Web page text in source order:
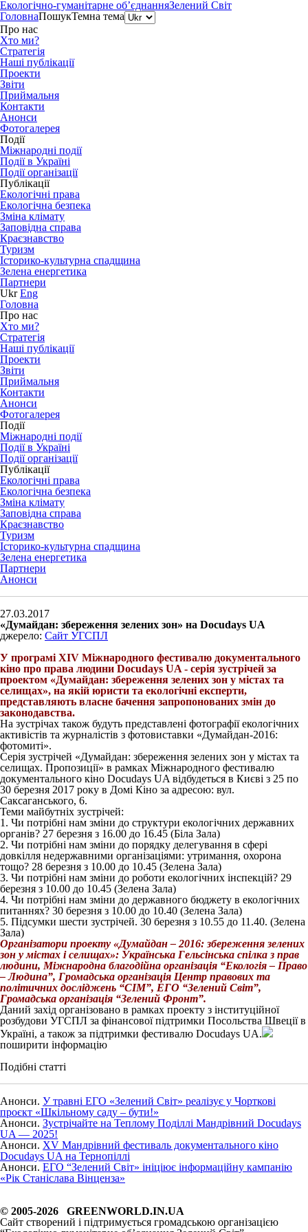
Екологічно-гуманітарне об’єднанняЗелений Світ
ГоловнаПошукТемна тема
Про нас
Хто ми?
Стратегія
Наші публікації
Проекти
Звіти
Приймальня
Контакти
Анонси
Фотогалерея
Події
Міжнародні події
Події в Україні
Події організації
Публікації
Екологічні права
Екологічна безпека
Зміна клімату
Заповідна справа
Краєзнавство
Туризм
Історико-культурна спадщина
Зелена енергетика
Партнери
Ukr Eng
Головна
Про нас
Хто ми?
Стратегія
Наші публікації
Проекти
Звіти
Приймальня
Контакти
Анонси
Фотогалерея
Події
Міжнародні події
Події в Україні
Події організації
Публікації
Екологічні права
Екологічна безпека
Зміна клімату
Заповідна справа
Краєзнавство
Туризм
Історико-культурна спадщина
Зелена енергетика
Партнери
Анонси
27.03.2017
«Думайдан: збереження зелених зон» на Docudays UA
джерело: Сайт УГСПЛ
У програмі ХІV Міжнародного фестивалю документального
кіно про права людини Docudays UA - серія зустрічей за
проектом «Думайдан: збереження зелених зон у містах та
селищах», на якій юристи та екологічні експерти,
представляють власне бачення запропонованих змін до
законодавства.
На зустрічах також будуть представлені фотографії екологічних
активістів та журналістів з фотовиставки «Думайдан-2016:
фотомиті».
Серія зустрічей «Думайдан: збереження зелених зон у містах та
селищах. Пропозиції» в рамках Міжнародного фестивалю
документального кіно Docudays UA відбудеться в Києві з 25 по
30 березня 2017 року в Домі Кіно за адресою: вул.
Саксаганського, 6.
Теми майбутніх зустрічей:
1. Чи потрібні нам зміни до структури екологічних державних
органів? 27 березня з 16.00 до 16.45 (Біла Зала)
2. Чи потрібні нам зміни до порядку делегування в сфері
довкілля недержавними організаціями: утримання, охорона
тощо? 28 березня з 10.00 до 10.45 (Зелена Зала)
3. Чи потрібні нам зміни до роботи екологічних інспекцій? 29
березня з 10.00 до 10.45 (Зелена Зала)
4. Чи потрібні нам зміни до державного бюджету в екологічних
питаннях? 30 березня з 10.00 до 10.40 (Зелена Зала)
5. Підсумки шести зустрічей. 30 березня з 10.55 до 11.40. (Зелена
Зала)
Організатори проекту «Думайдан – 2016: збереження зелених
зон у містах і селищах»: Українська Гельсінська спілка з прав
людини, Міжнародна благодійна організація “Екологія – Право
– Людина”, Громадська організація Центр правових та
політичних досліджень “СІМ”, ЕГО “Зелений Світ”,
Громадська організація “Зелений Фронт”.
Даний захід організовано в рамках проекту з інституційної
розбудови УГСПЛ за фінансової підтримки Посольства Швеції в
Україні, а також за підтримки фестивалю Docudays UA.
поширити інформацію
Подібні статті
Анонси. У травні ЕГО «Зелений Світ» реалізує у Чорткові
проєкт «Шкільному саду – бути!»
Анонси. Зустрічайте на Теплому Поділлі Мандрівний Docudays
UA — 2025!
Анонси. XV Мандрівний фестиваль документального кіно
Docudays UA на Тернопіллі
Анонси. ЕГО “Зелений Світ» ініціює інформаційну кампанію
«Рік Станіслава Вінценза»
© 2005-2026 GREENWORLD.IN.UA
Сайт створений і підтримується громадською організацією